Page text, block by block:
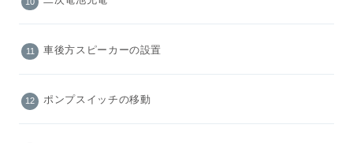
車後方スピーカーの設置
ポンプスイッチの移動